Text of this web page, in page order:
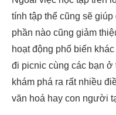
tính tập thể cũng sẽ
phần nào cũng giảm
hoạt động phổ biến
đi picnic cùng các bạn
khám phá ra rất nhiều
văn hoá hay con người